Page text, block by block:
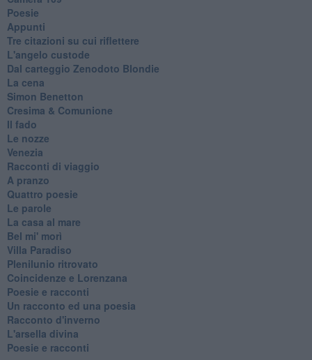
Poesie
Appunti
Tre citazioni su cui riflettere
L'angelo custode
Dal carteggio Zenodoto Blondie
La cena
Simon Benetton
Cresima & Comunione
Il fado
Le nozze
Venezia
Racconti di viaggio
A pranzo
Quattro poesie
Le parole
La casa al mare
Bel mi' morì
Villa Paradiso
Plenilunio ritrovato
Coincidenze e Lorenzana
Poesie e racconti
Un racconto ed una poesia
Racconto d'inverno
​L'arsella divina
Poesie e racconti